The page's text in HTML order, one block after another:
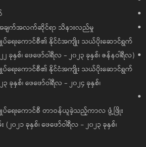
ချက်အလက်ဆိုင်ရာ သိနားလည်မှု
ပ်ရေးကောင်စီ၏ နိုင်ငံအကျိုး သယ်ပိုးဆောင်ရွက်
ခုနှစ်၊ ဖေဖော်ဝါရီလ - ၂၀၂၃ ခုနှစ်၊ ဇန်နဝါရီလ)
ပ်ရေးကောင်စီ၏ နိုင်ငံအကျိုး သယ်ပိုးဆောင်ရွက်
ခုနှစ်၊ ဖေဖော်ဝါရီလ - ၂၀၂၄ ခုနှစ်၊
ပ်ရေးကောင်စီ တာဝန်ယူခဲ့သည့်ကာလ ဖွံ့ဖြိုး
၂၁ ခုနှစ်၊ ဖေဖော်ဝါရီလ - ၂၀၂၃ ခုနှစ်၊